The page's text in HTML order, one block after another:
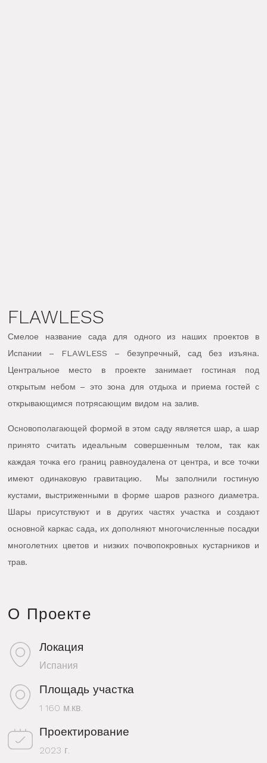
FLAWLESS
Смелое название сада для одного из наших проектов в
Испании – FLAWLESS – безупречный, сад без изъяна.
Центральное место в проекте занимает гостиная под
открытым небом – это зона для отдыха и приема гостей с
открывающимся потрясающим видом на залив.
Основополагающей формой в этом саду является шар, а шар
принято считать идеальным совершенным телом, так как
каждая точка его границ равноудалена от центра, и все точки
имеют одинаковую гравитацию. Мы заполнили гостиную
кустами, выстриженными в форме шаров разного диаметра.
Шары присутствуют и в других частях участка и создают
основной каркас сада, их дополняют многочисленные посадки
многолетних цветов и низких почвопокровных кустарников и
трав.
О Проекте
Локация
Испания
Площадь участка
1 160 м.кв.
Проектирование
2023 г.